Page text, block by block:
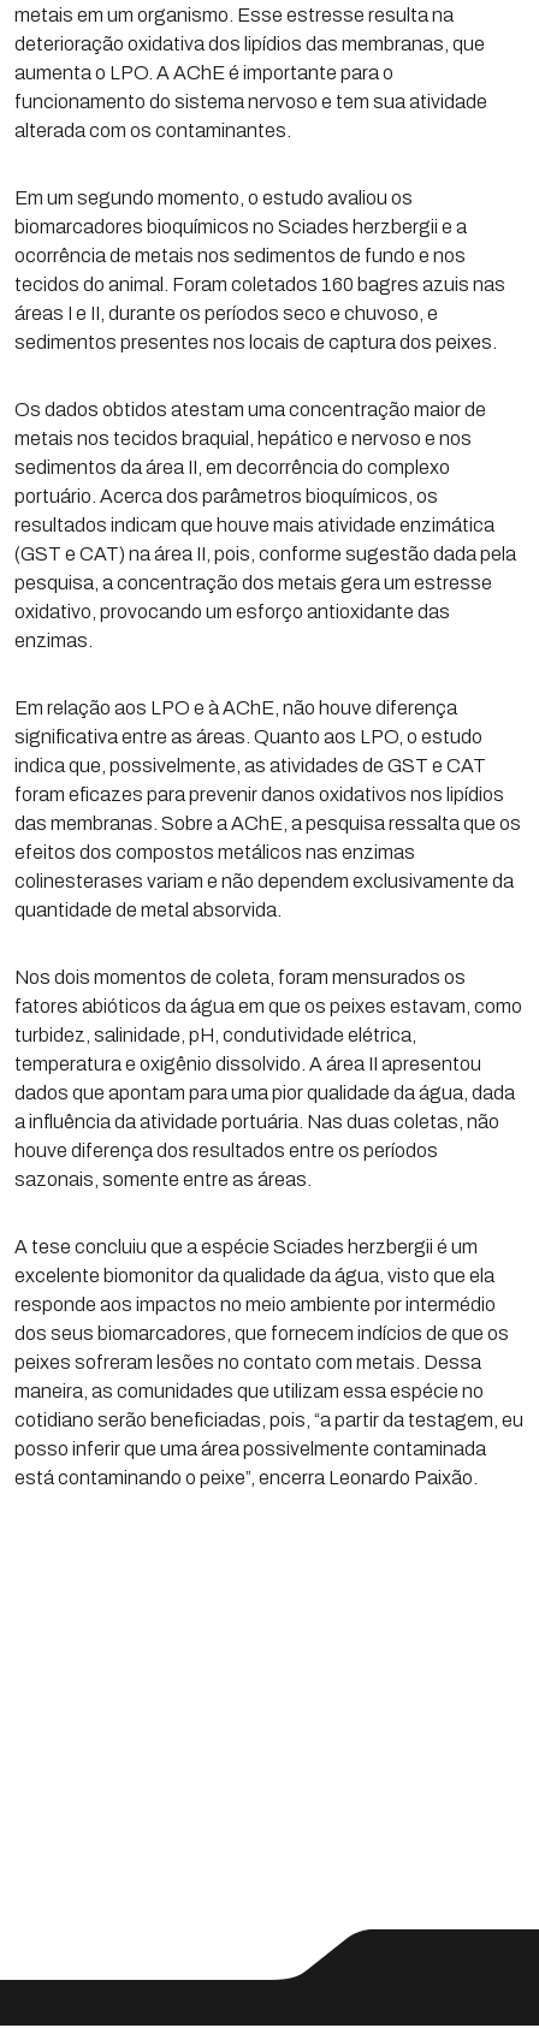
metais em um organismo. Esse estresse resulta na
deterioração oxidativa dos lipídios das membranas, que
aumenta o LPO. A AChE é importante para o
funcionamento do sistema nervoso e tem sua atividade
alterada com os contaminantes.
Em um segundo momento, o estudo avaliou os
biomarcadores bioquímicos no Sciades herzbergii e a
ocorrência de metais nos sedimentos de fundo e nos
tecidos do animal. Foram coletados 160 bagres azuis nas
áreas I e II, durante os períodos seco e chuvoso, e
sedimentos presentes nos locais de captura dos peixes.
Os dados obtidos atestam uma concentração maior de
metais nos tecidos braquial, hepático e nervoso e nos
sedimentos da área II, em decorrência do complexo
portuário. Acerca dos parâmetros bioquímicos, os
resultados indicam que houve mais atividade enzimática
(GST e CAT) na área II, pois, conforme sugestão dada pela
pesquisa, a concentração dos metais gera um estresse
oxidativo, provocando um esforço antioxidante das
enzimas.
Em relação aos LPO e à AChE, não houve diferença
significativa entre as áreas. Quanto aos LPO, o estudo
indica que, possivelmente, as atividades de GST e CAT
foram eficazes para prevenir danos oxidativos nos lipídios
das membranas. Sobre a AChE, a pesquisa ressalta que os
efeitos dos compostos metálicos nas enzimas
colinesterases variam e não dependem exclusivamente da
quantidade de metal absorvida.
Nos dois momentos de coleta, foram mensurados os
fatores abióticos da água em que os peixes estavam, como
turbidez, salinidade, pH, condutividade elétrica,
temperatura e oxigênio dissolvido. A área II apresentou
dados que apontam para uma pior qualidade da água, dada
a influência da atividade portuária. Nas duas coletas, não
houve diferença dos resultados entre os períodos
sazonais, somente entre as áreas.
A tese concluiu que a espécie Sciades herzbergii é um
excelente biomonitor da qualidade da água, visto que ela
responde aos impactos no meio ambiente por intermédio
dos seus biomarcadores, que fornecem indícios de que os
peixes sofreram lesões no contato com metais. Dessa
maneira, as comunidades que utilizam essa espécie no
cotidiano serão beneficiadas, pois, “a partir da testagem, eu
posso inferir que uma área possivelmente contaminada
está contaminando o peixe”, encerra Leonardo Paixão.